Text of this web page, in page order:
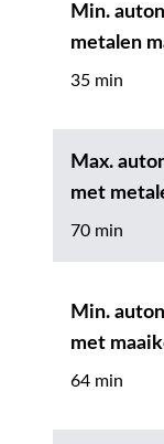
Min.
metalen
35 min
Max.
met
70 min
Min.
met
64 min